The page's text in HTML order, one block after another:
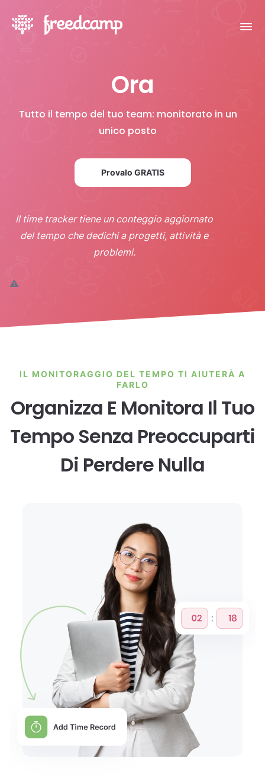
Ora
Tutto il tempo del tuo team: monitorato in un
unico posto
Provalo GRATIS
Il time tracker tiene un conteggio aggiornato
del tempo che dedichi a progetti, attività e
problemi.
IL MONITORAGGIO DEL TEMPO TI AIUTERÀ A
FARLO
Organizza E Monitora Il Tuo
Tempo Senza Preoccuparti
Di Perdere Nulla